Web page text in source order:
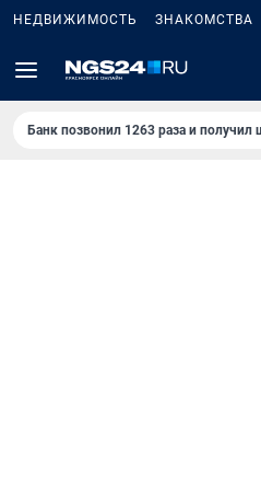
НЕДВИЖИМОСТЬ ЗНАКОМСТВА
Банк позвонил 1263 раза и получил